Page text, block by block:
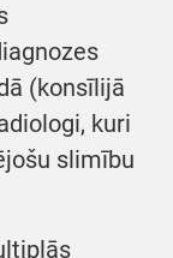
(konsīlijā
kuri
slimību